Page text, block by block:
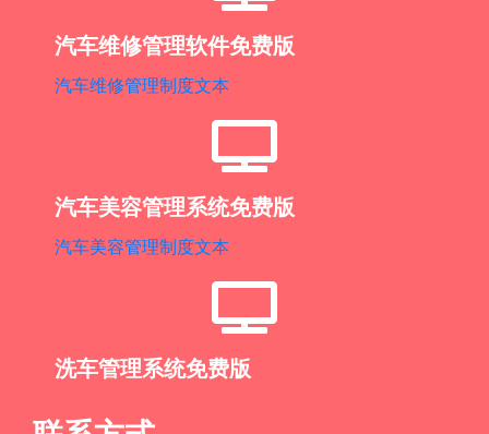
汽车维修管理软件免费版
汽车维修管理制度文本
汽车美容管理系统免费版
汽车美容管理制度文本
洗车管理系统免费版